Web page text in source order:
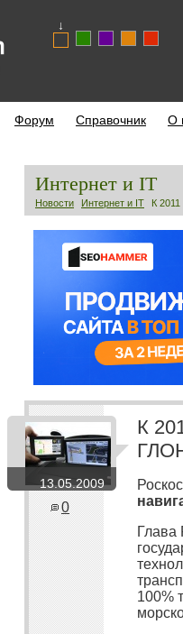
↓
Форум Справочник О
Интернет и IT
Новости Интернет и IT К
13.05.2009
0
К
Глава
100%